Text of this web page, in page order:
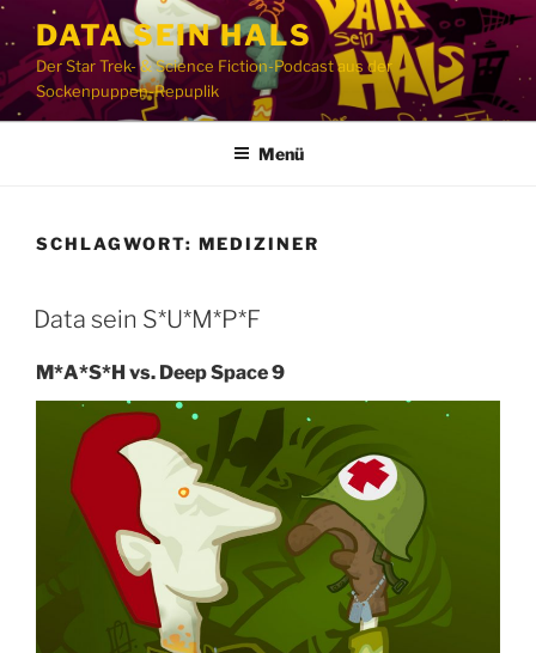
Zum
Inhalt
springen
DATA SEIN HALS
Der Star Trek- & Science Fiction-Podcast aus der
Sockenpuppen-Repuplik
Menü
SCHLAGWORT: MEDIZINER
Data sein S*U*M*P*F
M*A*S*H vs. Deep Space 9